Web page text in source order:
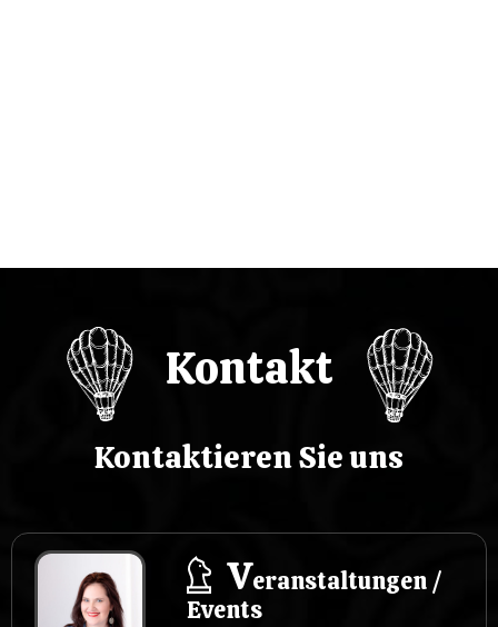
a
Kontakt
Kontaktieren Sie uns
Veranstaltungen /
Events